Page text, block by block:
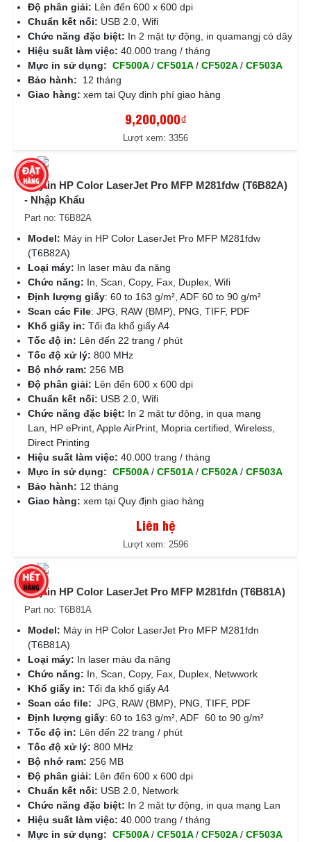
Độ phân giải: Lên đến 600 x 600 dpi
Chuẩn kết nối: USB 2.0, Wifi
Chức năng đặc biệt: In 2 mặt tự động, in quamangj có dây
Hiệu suất làm việc: 40.000 trang / tháng
Mực in sử dụng: CF500A/ CF501A/ CF502A/ CF503A
Bảo hành: 12 tháng
Giao hàng: xem tại Quy định phí giao hàng
9,200,000₫
Lượt xem: 3356
Máy in HP Color LaserJet Pro MFP M281fdw (T6B82A)
- Nhập Khẩu
Part no: T6B82A
Model: Máy in HP Color LaserJet Pro MFP M281fdw
(T6B82A)
Loại máy: In laser màu đa năng
Chức năng: In, Scan, Copy, Fax, Duplex, Wifi
Định lượng giấy: 60 to 163 g/m², ADF 60 to 90 g/m²
Scan các File: JPG, RAW (BMP), PNG, TIFF, PDF
Khổ giấy in: Tối đa khổ giấy A4
Tốc độ in: Lên đến 22 trang / phút
Tốc độ xử lý: 800 MHz
Bộ nhớ ram: 256 MB
Độ phân giải: Lên đến 600 x 600 dpi
Chuẩn kết nối: USB 2.0, Wifi
Chức năng đặc biệt: In 2 mặt tự động, in qua mạng
Lan, HP ePrint, Apple AirPrint, Mopria certified, Wireless,
Direct Printing
Hiệu suất làm việc: 40.000 trang / tháng
Mực in sử dụng: CF500A/ CF501A/ CF502A/ CF503A
Bảo hành: 12 tháng
Giao hàng: xem tại Quy định giao hàng
Liên hệ
Lượt xem: 2596
Máy in HP Color LaserJet Pro MFP M281fdn (T6B81A)
Part no: T6B81A
Model: Máy in HP Color LaserJet Pro MFP M281fdn
(T6B81A)
Loại máy: In laser màu đa năng
Chức năng: In, Scan, Copy, Fax, Duplex, Netwwork
Khổ giấy in: Tối đa khổ giấy A4
Scan các file: JPG, RAW (BMP), PNG, TIFF, PDF
Định lượng giấy: 60 to 163 g/m², ADF 60 to 90 g/m²
Tốc độ in: Lên đến 22 trang / phút
Tốc độ xử lý: 800 MHz
Bộ nhớ ram: 256 MB
Độ phân giải: Lên đến 600 x 600 dpi
Chuẩn kết nối: USB 2.0, Network
Chức năng đặc biệt: In 2 mặt tự động, in qua mạng Lan
Hiệu suất làm việc: 40.000 trang / tháng
Mực in sử dụng: CF500A/ CF501A/ CF502A/ CF503A